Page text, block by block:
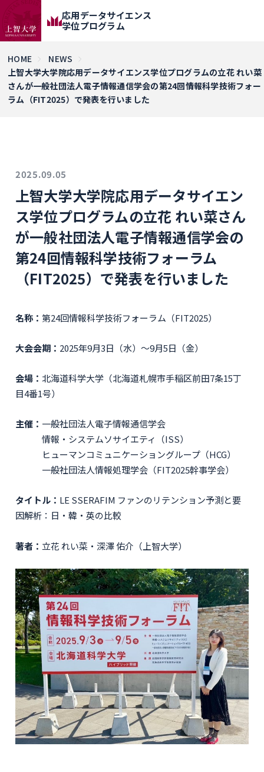
応用データサイエンス
学位プログラム
HOME
NEWS
上智大学大学院応用データサイエンス学位プログラムの立花 れい菜
さんが一般社団法人電子情報通信学会の第24回情報科学技術フォー
ラム（FIT2025）で発表を行いました
2025.09.05
上智大学大学院応用データサイエン
ス学位プログラムの立花 れい菜さん
が一般社団法人電子情報通信学会の
第24回情報科学技術フォーラム
（FIT2025）で発表を行いました
名称： 第24回情報科学技術フォーラム（FIT2025）
大会会期： 2025年9月3日（水）～9月5日（金）
会場： 北海道科学大学（北海道札幌市手稲区前田7条15丁
目4番1号）
主催： 一般社団法人電子情報通信学会
情報・システムソサイエティ（ISS）
ヒューマンコミュニケーショングループ（HCG）
一般社団法人情報処理学会（FIT2025幹事学会）
タイトル： LE SSERAFIM ファンのリテンション予測と要
因解析：日・韓・英の比較
著者： 立花 れい菜・深澤 佑介（上智大学）